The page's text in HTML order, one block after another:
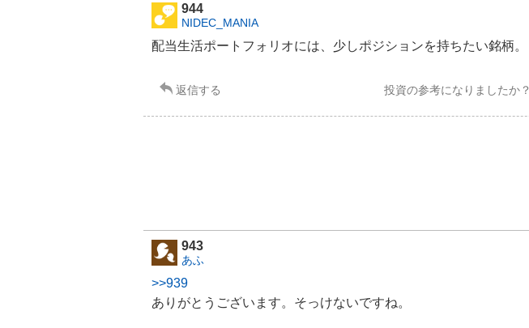
944
NIDEC_MANIA
配当生活ポートフォリオには、少しポジションを持ちたい銘柄。
返信する 投資の参考になりましたか？
943
あふ
>>939
ありがとうございます。そっけないですね。